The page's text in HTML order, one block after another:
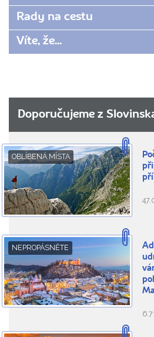
Rady na cestu
Víte, že...
Doporučujeme z
OBLÍBENÁ MÍSTA
NEPROPÁSNĚTE